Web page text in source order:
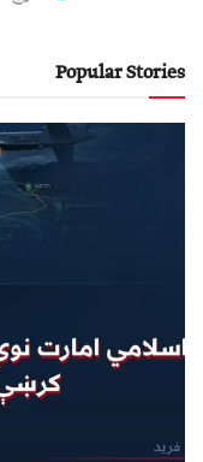
Popular Stories